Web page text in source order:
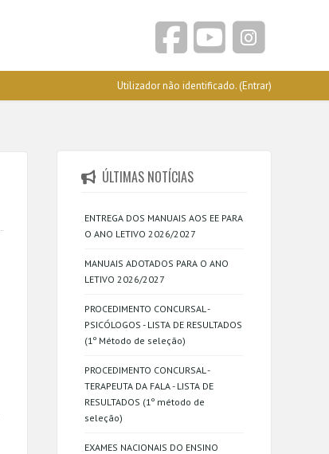
Utilizador não identificado. (Entrar)
ÚLTIMAS NOTÍCIAS
ENTREGA DOS MANUAIS AOS EE PARA
O ANO LETIVO 2026/2027
MANUAIS ADOTADOS PARA O ANO
LETIVO 2026/2027
PROCEDIMENTO CONCURSAL -
PSICÓLOGOS - LISTA DE RESULTADOS
(1º Método de seleção)
PROCEDIMENTO CONCURSAL -
TERAPEUTA DA FALA - LISTA DE
RESULTADOS (1º método de
seleção)
EXAMES NACIONAIS DO ENSINO